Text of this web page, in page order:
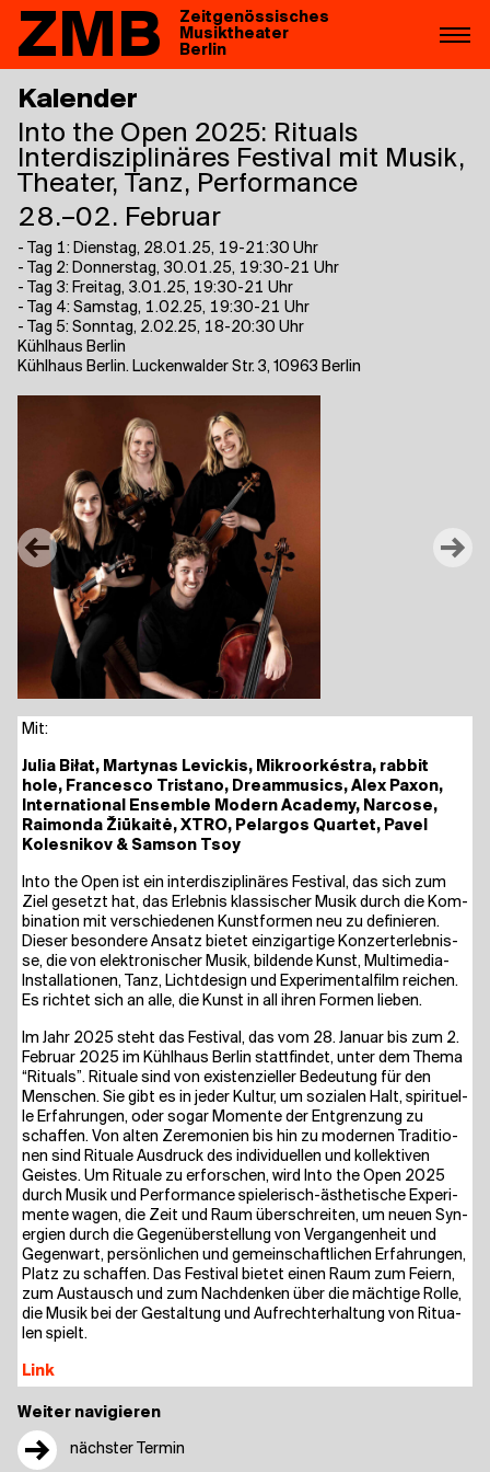
ZMB
Zeitgenössisches
Musiktheater
Berlin
Weiter navigieren
→ nächster Termin
Kalender
Into the Open 2025: Rituals
Interdisziplinäres Festival mit Musik,
Theater, Tanz, Performance
28.–02. Februar
- Tag 1: Dienstag, 28.01.25, 19-21:30 Uhr
- Tag 2: Donnerstag, 30.01.25, 19:30-21 Uhr
- Tag 3: Freitag, 3.01.25, 19:30-21 Uhr
- Tag 4: Samstag, 1.02.25, 19:30-21 Uhr
- Tag 5: Sonntag, 2.02.25, 18-20:30 Uhr
Kühlhaus Berlin
Kühlhaus Berlin. Luckenwalder Str. 3, 10963 Berlin
← →
Mit:
Julia Biłat, Mar­ty­nas Levi­ckis, Mikro­or­ké­s­tra, rab­bit
hole, Fran­ces­co Tris­t­ano, Dream­mu­sics, Alex Paxon,
Inter­na­tio­nal Ensem­ble Modern Aca­de­my, Nar­co­se,
Rai­mon­da Žiū­kai­tė, XTRO, Pelar­gos Quar­tet, Pavel
Koles­ni­kov & Sam­son Tsoy
Into the Open ist ein inter­dis­zi­pli­nä­res Fes­ti­val, das sich zum
Ziel gesetzt hat, das Erleb­nis klas­si­scher Musik durch die Kom­
bi­na­ti­on mit ver­schie­de­nen Kunst­for­men neu zu defi­nie­ren.
Die­ser beson­de­re Ansatz bie­tet ein­zig­ar­ti­ge Kon­zert­er­leb­nis­
se, die von elek­tro­ni­scher Musik, bil­den­de Kunst, Mul­ti­me­dia-
Instal­la­tio­nen, Tanz, Licht­de­sign und Expe­ri­men­tal­film rei­chen.
Es rich­tet sich an alle, die Kunst in all ihren For­men lieben.
Im Jahr 2025 steht das Fes­ti­val, das vom 28. Janu­ar bis zum 2.
Febru­ar 2025 im Kühl­haus Ber­lin statt­fin­det, unter dem The­ma
“Ritu­als”. Ritua­le sind von exis­ten­zi­el­ler Bedeu­tung für den
Men­schen. Sie gibt es in jeder Kul­tur, um sozia­len Halt, spi­ri­tu­el­
le Erfah­run­gen, oder sogar Momen­te der Ent­gren­zung zu
schaf­fen. Von alten Zere­mo­nien bis hin zu moder­nen Tra­di­tio­
nen sind Ritua­le Aus­druck des indi­vi­du­el­len und kol­lek­ti­ven
Geis­tes. Um Ritua­le zu erfor­schen, wird Into the Open 2025
durch Musik und Per­for­mance spie­le­risch-ästhe­ti­sche Expe­ri­
men­te wagen, die Zeit und Raum über­schrei­ten, um neu­en Syn­
er­gien durch die Gegen­über­stel­lung von Ver­gan­gen­heit und
Gegen­wart, per­sön­li­chen und gemein­schaft­li­chen Erfah­run­gen,
Platz zu schaf­fen. Das Fes­ti­val bie­tet einen Raum zum Fei­ern,
zum Aus­tausch und zum Nach­den­ken über die mäch­ti­ge Rol­le,
die Musik bei der Gestal­tung und Auf­recht­erhal­tung von Ritua­
len spielt.
Link